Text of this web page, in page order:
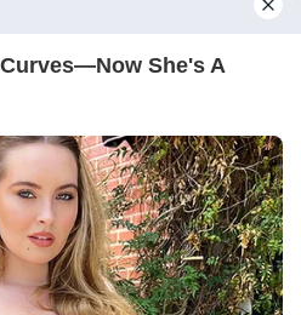
к нотариусу, чтобы
В завещании были
банковский счет,
для бабули вещи – в
Единственной